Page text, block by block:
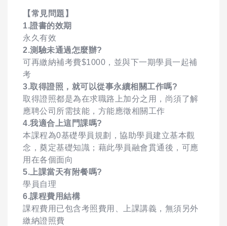
【常見問題】
1.證書的效期
永久有效
2.測驗未通過怎麼辦?
可再繳納補考費$1000，並與下一期學員一起補
考
3.取得證照，就可以從事永續相關工作嗎?
取得證照都是為在求職路上加分之用，尚須了解
應聘公司所需技能，方能應徵相關工作
4.我適合上這門課嗎?
本課程為0基礎學員規劃，協助學員建立基本觀
念，奠定基礎知識；藉此學員融會貫通後，可應
用在各個面向
5.上課當天有附餐嗎?
學員自理
6.課程費用結構
課程費用已包含考照費用、上課講義，無須另外
繳納證照費